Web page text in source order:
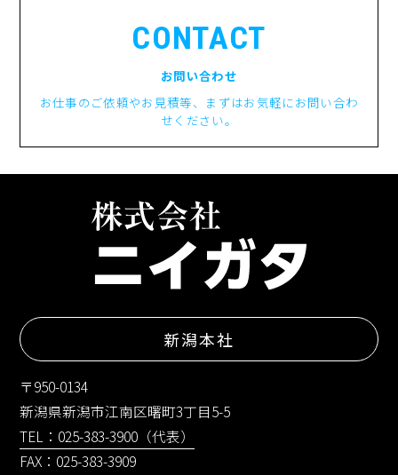
CONTACT
お問い合わせ
お仕事のご依頼やお見積等、まずはお気軽にお問い合わ
せください。
新潟本社
〒950-0134
新潟県新潟市江南区曙町3丁目5-5
TEL：025-383-3900（代表）
FAX：025-383-3909